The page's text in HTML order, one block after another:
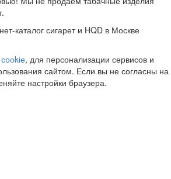
каталог сигарет и HQD в Москве
, для персонализации сервисов и
сайтом. Если вы не согласны на
настройки браузера.